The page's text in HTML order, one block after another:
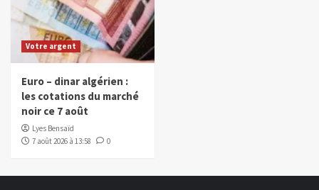
Votre argent
Euro – dinar algérien :
les cotations du marché
noir ce 7 août
Lyes Bensaïd
7 août 2026 à 13:58
0